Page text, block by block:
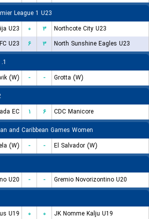
League 1 U23
U23
۰ ۳
Northcote City U23
U23
۶ ۳
North Sunshine Eagles U23
1. Deild Women
(W)
- -
Grotta (W)
EC
۱ ۶
CDC Manicore
and Caribbean Games Women
(W)
- -
El Salvador (W)
U20
- -
Gremio Novorizontino U20
U19
۰ ۰
JK Nomme Kalju U19